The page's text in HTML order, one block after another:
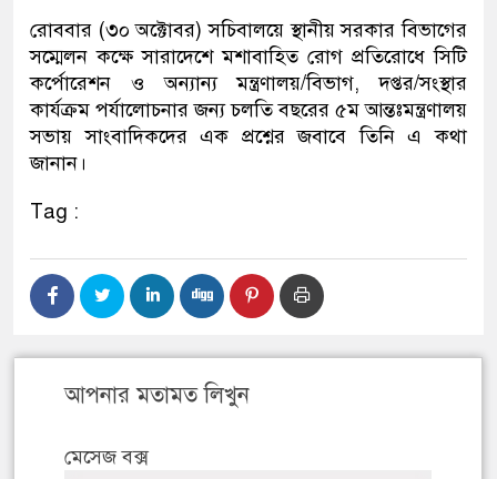
রোববার (৩০ অক্টোবর) সচিবালয়ে স্থানীয় সরকার বিভাগের
সম্মেলন কক্ষে সারাদেশে মশাবাহিত রোগ প্রতিরোধে সিটি
কর্পোরেশন ও অন্যান্য মন্ত্রণালয়/বিভাগ, দপ্তর/সংস্থার
কার্যক্রম পর্যালোচনার জন্য চলতি বছরের ৫ম আন্তঃমন্ত্রণালয়
সভায় সাংবাদিকদের এক প্রশ্নের জবাবে তিনি এ কথা
জানান।
Tag :
আপনার মতামত লিখুন
মেসেজ বক্স